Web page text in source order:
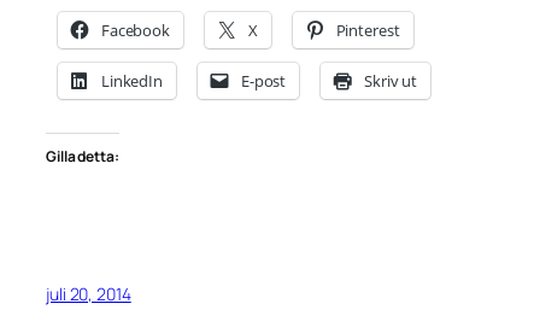
Facebook X Pinterest
LinkedIn E-post Skriv ut
Gilla detta:
juli 20, 2014